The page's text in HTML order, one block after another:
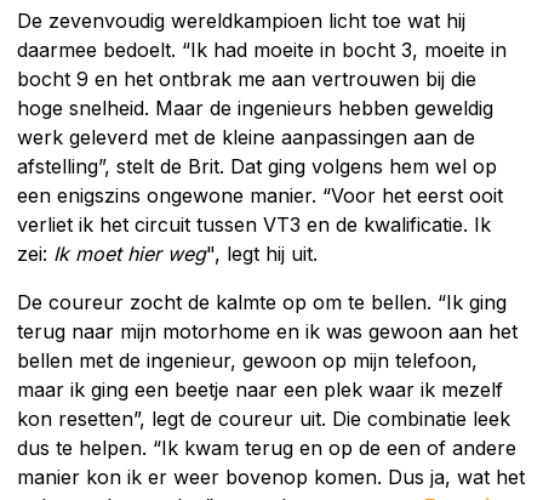
De zevenvoudig wereldkampioen licht toe wat hij
daarmee bedoelt. “Ik had moeite in bocht 3, moeite in
bocht 9 en het ontbrak me aan vertrouwen bij die
hoge snelheid. Maar de ingenieurs hebben geweldig
werk geleverd met de kleine aanpassingen aan de
afstelling”, stelt de Brit. Dat ging volgens hem wel op
een enigszins ongewone manier. “Voor het eerst ooit
verliet ik het circuit tussen VT3 en de kwalificatie. Ik
zei: Ik moet hier weg", legt hij uit.
De coureur zocht de kalmte op om te bellen. “Ik ging
terug naar mijn motorhome en ik was gewoon aan het
bellen met de ingenieur, gewoon op mijn telefoon,
maar ik ging een beetje naar een plek waar ik mezelf
kon resetten”, legt de coureur uit. Die combinatie leek
dus te helpen. “Ik kwam terug en op de een of andere
manier kon ik er weer bovenop komen. Dus ja, wat het